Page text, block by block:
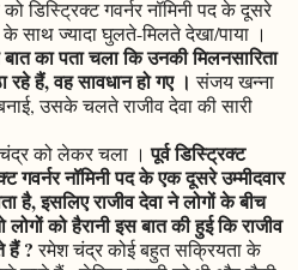
डिस्ट्रिक्ट गवर्नर नॉमिनी पद के दूसरे
के साथ ज्यादा घुलते-मिलते देखा/पाया ।
का पता चला कि उनकी मिलनसारिता
रहे हैं, वह सावधान हो गए । संजय खन्ना
उसके चलते राजीव देवा की सारी
चंद्र को लेकर चला ।पूर्व डिस्ट्रिक्ट
गवर्नर नॉमिनी पद के एक दूसरे उम्मीदवार
है, इसलिए राजीव देवा ने लोगों के बीच
को हैरानी इस बात की हुई कि राजीव
हैं ?रमेश चंद्र कोई बहुत सक्रियता के